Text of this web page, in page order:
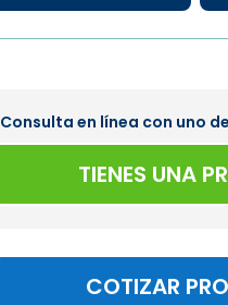
Consulta en línea con uno
TIENES UNA
COTIZAR